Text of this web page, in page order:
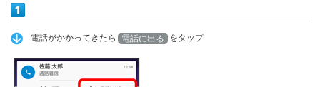
電話がかかってきたら 電話に出る をタップ